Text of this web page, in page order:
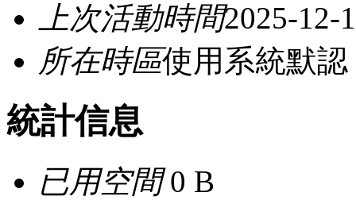
上次活動時間2025-12-
所在時區使用系統默認
統計信息
已用空間0 B